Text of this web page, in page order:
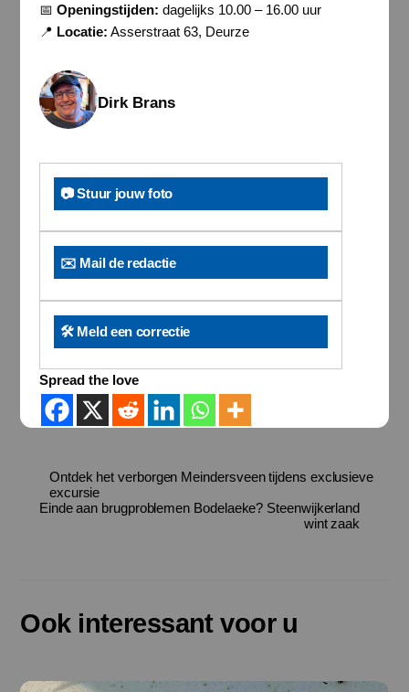
📅 Openingstijden: dagelijks 10.00 – 16.00 uur
📍 Locatie: Asserstraat 63, Deurze
Dirk Brans
📷 Stuur jouw foto
✉️ Mail de redactie
🛠️ Meld een correctie
Spread the love
Ontdek het verborgen Meindersveen tijdens exclusieve
excursie
Einde aan brugproblemen Bodelaeke? Steenwijkerland
wint zaak
Ook interessant voor u